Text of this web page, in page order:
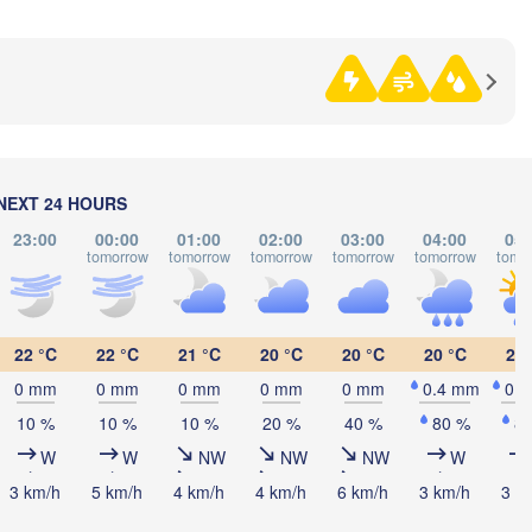
24 HOURS
23:00 00:00
tomorrow
01:00
tomorrow
02:00
tomorrow
03:00
tomorrow
04:00
tomorrow
22 °C
0 mm
10 %
W
3 km/h
22 °C
0 mm
10 %
W
5 km/h
21 °C
0 mm
10 %
NW
4 km/h
20 °C
0 mm
20 %
NW
4 km/h
20 °C
0 mm
40 %
NW
6 km/h
20 °C
0.4 mm
80 %
W
3 km/h
20
3
Оренбург
(Orenburg)
Chelny)
Стерлитамак
(Sterlitamak)
Орал
(Oral)
Орск
(Orsk)
Магнитогорск
(Magnitogorsk)